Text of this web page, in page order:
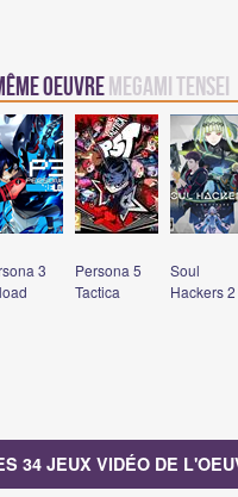
oeuvreMegami Tensei
3
Persona 5
Tactica
Soul
Hackers 2
34 JEUX VIDÉO DE